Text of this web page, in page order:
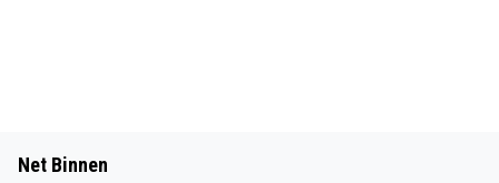
Net Binnen